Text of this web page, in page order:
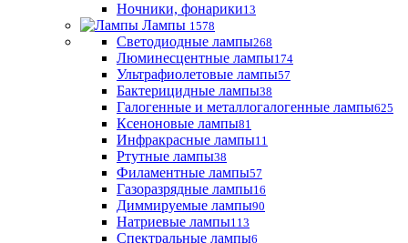
Ночники, фонарики13
Лампы 1578
Светодиодные лампы268
Люминесцентные лампы174
Ультрафиолетовые лампы57
Бактерицидные лампы38
Галогенные и металлогалогенные лампы625
Ксеноновые лампы81
Инфракрасные лампы11
Ртутные лампы38
Филаментные лампы57
Газоразрядные лампы16
Диммируемые лампы90
Натриевые лампы113
Спектральные лампы6